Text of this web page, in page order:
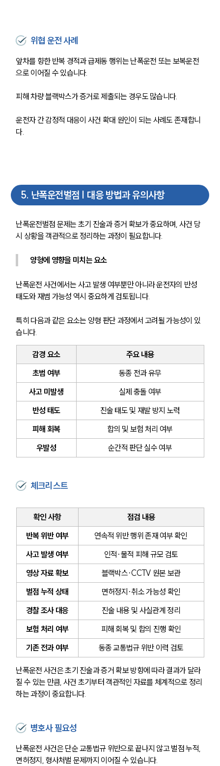
주요 업무사례
사례분석/최신동향
법률지식인
구성원 소개
음주운전·교통사고전문변호사추천
소식/자료
언론보도
공지사항
법률 블로그
뉴스레터/브로슈어
세미나
대륜법률상담예약
대륜법률상담예약
위협 운전 사례
앞차를 향한 반복 경적과 급제동 행위는 난폭운전 또는 보복운전
으로 이어질 수 있습니다.
피해 차량 블랙박스가 증거로 제출되는 경우도 많습니다.
운전자 간 감정적 대응이 사건 확대 원인이 되는 사례도 존재합니
다.
5. 난폭운전벌점 | 대응 방법과 유의사항
난폭운전벌점 문제는 초기 진술과 증거 확보가 중요하며, 사건 당
시 상황을 객관적으로 정리하는 과정이 필요합니다.
양형에 영향을 미치는 요소
난폭운전 사건에서는 사고 발생 여부뿐만 아니라 운전자의 반성
태도와 재범 가능성 역시 중요하게 검토됩니다.
특히 다음과 같은 요소는 양형 판단 과정에서 고려될 가능성이 있
습니다.
감경 요소
주요 내용
초범 여부
동종 전과 유무
사고 미발생
실제 충돌 여부
반성 태도
진술 태도 및 재발 방지 노력
피해 회복
합의 및 보험 처리 여부
우발성
순간적 판단 실수 여부
체크리스트
확인 사항
점검 내용
반복 위반 여부
연속적 위반 행위 존재 여부 확인
사고 발생 여부
인적·물적 피해 규모 검토
영상 자료 확보
블랙박스·CCTV 원본 보관
벌점 누적 상태
면허정지·취소 가능성 확인
경찰 조사 대응
진술 내용 및 사실관계 정리
보험 처리 여부
피해 회복 및 합의 진행 확인
기존 전과 여부
동종 교통법규 위반 이력 검토
난폭운전 사건은 초기 진술과 증거 확보 방향에 따라 결과가 달라
질 수 있는 만큼, 사건 초기부터 객관적인 자료를 체계적으로 정리
하는 과정이 중요합니다.
병호사 필요성
난폭운전 사건은 단순 교통법규 위반으로 끝나지 않고 벌점 누적,
면허정지, 형사처벌 문제까지 이어질 수 있습니다.